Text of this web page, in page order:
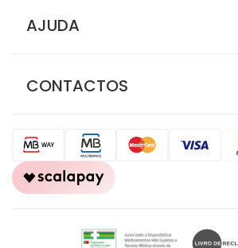
AJUDA
CONTACTOS